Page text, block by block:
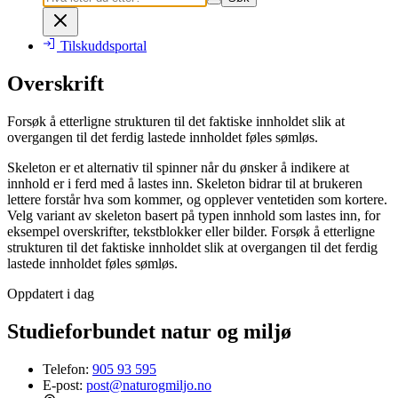
Tilskuddsportal
Overskrift
Forsøk å etterligne strukturen til det faktiske innholdet slik at
overgangen til det ferdig lastede innholdet føles sømløs.
Skeleton er et alternativ til spinner når du ønsker å indikere at
innhold er i ferd med å lastes inn. Skeleton bidrar til at brukeren
lettere forstår hva som kommer, og opplever ventetiden som kortere.
Velg variant av skeleton basert på typen innhold som lastes inn, for
eksempel overskrifter, tekstblokker eller bilder. Forsøk å etterligne
strukturen til det faktiske innholdet slik at overgangen til det ferdig
lastede innholdet føles sømløs.
Oppdatert i dag
Studieforbundet natur og miljø
Telefon: 905 93 595
E-post: post@naturogmiljo.no